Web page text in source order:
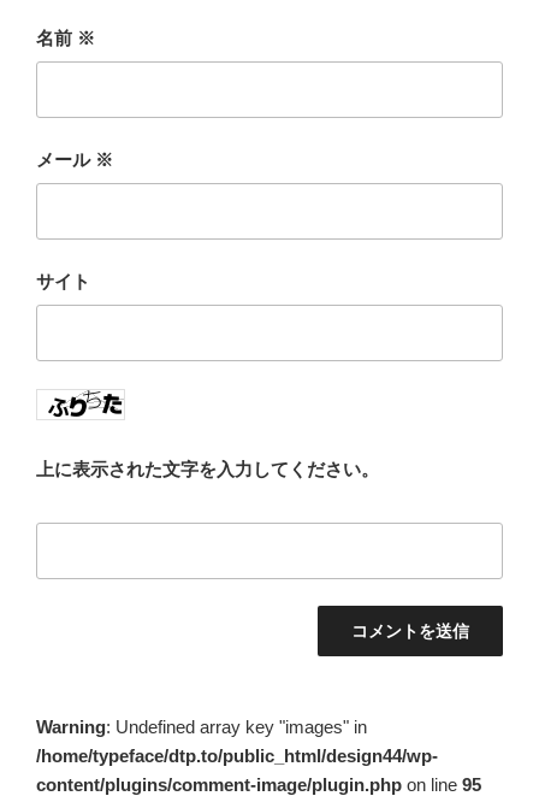
名前 ※
メール ※
サイト
上に表示された文字を入力してください。
Warning: Undefined array key "images" in
/home/typeface/dtp.to/public_html/design44/wp-
content/plugins/comment-image/plugin.php on line 95